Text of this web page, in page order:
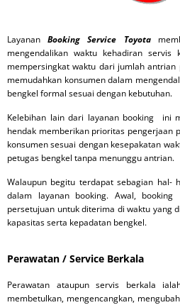
LayananBooking Service Toyota
mengendalikan waktu kehadiran
mempersingkat waktu dari jumlah
memudahkan konsumen dalam
bengkel formal sesuai dengan kebutuhan.
Kelebihan lain dari layanan booking ini
hendak memberikan prioritas pengerjaan
konsumen sesuai dengan kesepakatan
petugas bengkel tanpa menunggu antrian.
Walaupun begitu terdapat sebagian hal-
dalam layanan booking. Awal,
persetujuan untuk diterima di waktu yang
kapasitas serta kepadatan bengkel.
Perawatan / Service Berkala
Perawatan ataupun servis berkala
membetulkan, mengencangkan,